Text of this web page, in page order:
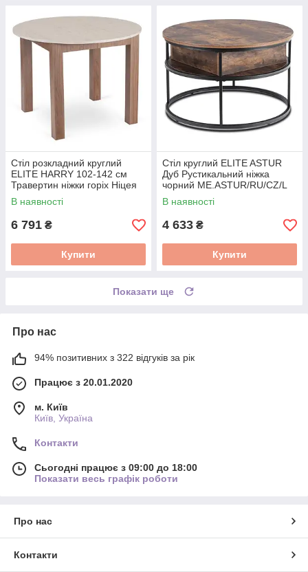
Стіл розкладний круглий
ELITE HARRY 102-142 см
Травертин ніжки горіх Ніцея
W.HARRY/TRAW/ONI/S
В наявності
6 791 ₴
Купити
Стіл круглий ELITE ASTUR
Дуб Рустикальний ніжка
чорний ME.ASTUR/RU/CZ/L
В наявності
4 633 ₴
Купити
Показати ще
Про нас
94% позитивних з 322 відгуків за рік
Працює з 20.01.2020
м. Київ
Київ, Україна
Контакти
Сьогодні працює з 09:00 до 18:00
Показати весь графік роботи
Про нас
Контакти